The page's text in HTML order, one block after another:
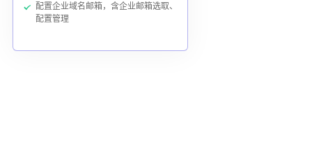
配置企业域名邮箱，含企业邮箱选取、
配置管理